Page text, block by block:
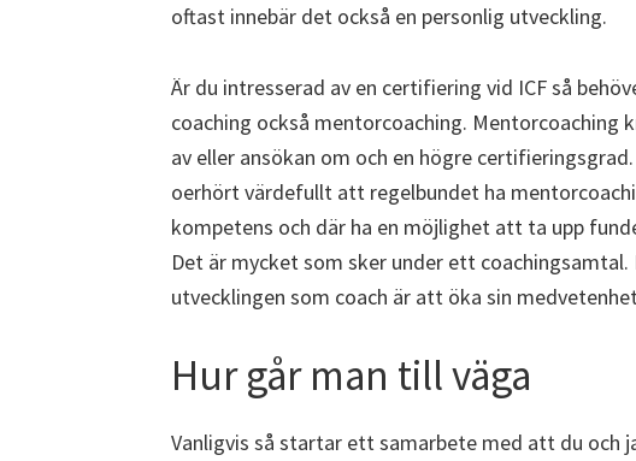
oftast innebär det också en personlig utveckling.
Är du intresserad av en certifiering vid ICF så
coaching också mentorcoaching. Mentorcoaching
av eller ansökan om och en högre
oerhört värdefullt att regelbundet ha
kompetens och där ha en möjlighet att ta upp
Det är mycket som sker under ett coachingsamtal.
utvecklingen som coach är att öka sin
Hur går man till väga
Vanligvis så startar ett samarbete med att du